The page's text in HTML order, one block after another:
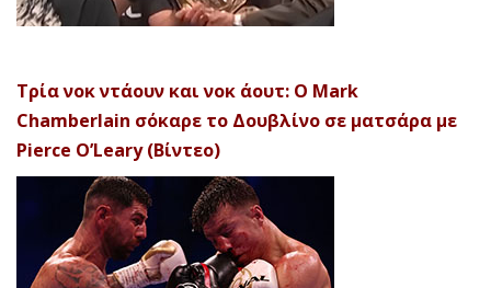
Τρία νοκ ντάουν και νοκ άουτ: Ο Mark
Chamberlain σόκαρε το Δουβλίνο σε ματσάρα με
Pierce O’Leary (Βίντεο)